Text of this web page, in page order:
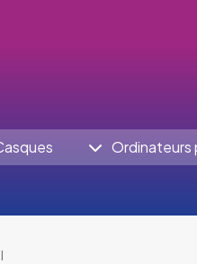
Ordinateurs